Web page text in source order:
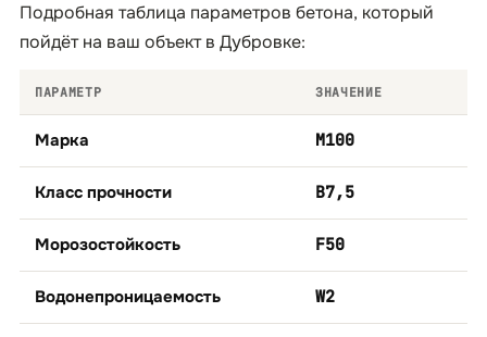
Подробная таблица параметров бетона, который
пойдёт на ваш объект в Дубровке:
ПАРАМЕТР ЗНАЧЕНИЕ
Марка М100
Класс прочности B7,5
Морозостойкость F50
Водонепроницаемость W2